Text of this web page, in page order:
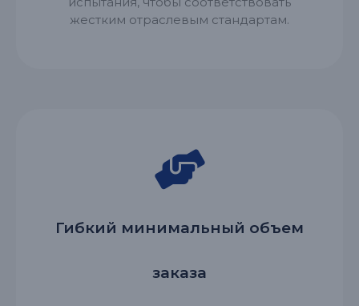
жестким отраслевым стандартам.
Гибкий минимальный объем
заказа